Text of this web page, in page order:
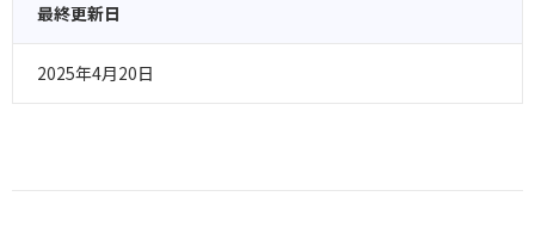
最終更新日
2025年4月20日